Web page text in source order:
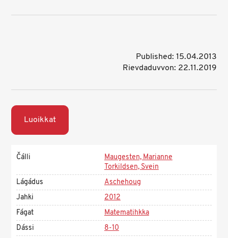
Published: 15.04.2013
Rievdaduvvon: 22.11.2019
Luoikkat
Čálli
Maugesten, Marianne
Torkildsen, Svein
Lágádus
Aschehoug
Jahki
2012
Fágat
Matematihkka
Dássi
8-10